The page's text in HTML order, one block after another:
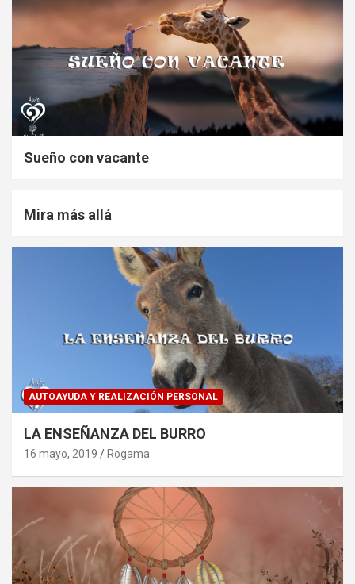
Sueño con vacante
Mira más allá
AUTOAYUDA Y REALIZACIÓN PERSONAL
LA ENSEÑANZA DEL BURRO
16 mayo, 2019 Rogama